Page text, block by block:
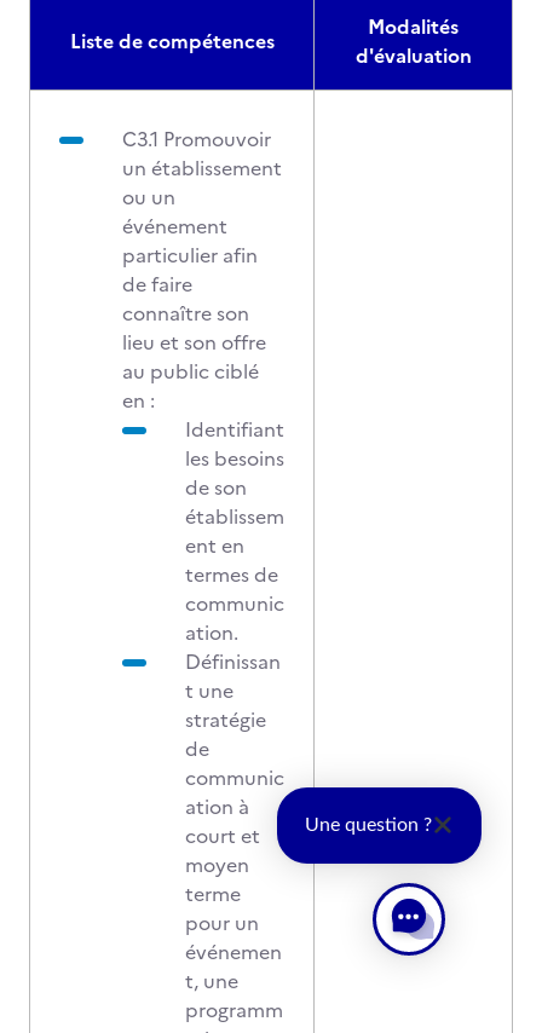
Liste de compétences
Modalités
d'évaluation
C3.1 Promouvoir
un établissement
ou un
événement
particulier afin
de faire
connaître son
lieu et son offre
au public ciblé
en :
Identifiant
les besoins
de son
établissem
ent en
termes de
communic
ation.
Définissan
t une
stratégie
de
communic
ation à
court et
moyen
terme
pour un
événemen
t, une
programm
Une question ?